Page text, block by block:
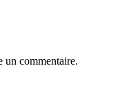
un commentaire.